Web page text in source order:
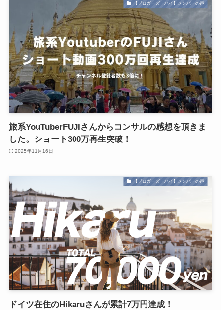
【ブロガーズ・ハイ】メンバーの声
旅系YouTuberFUJIさんからコンサルの感想を頂きま
した。ショート300万再生突破！
2025年11月16日
【ブロガーズ・ハイ】メンバーの声
ドイツ在住のHikaruさんが累計7万円達成！